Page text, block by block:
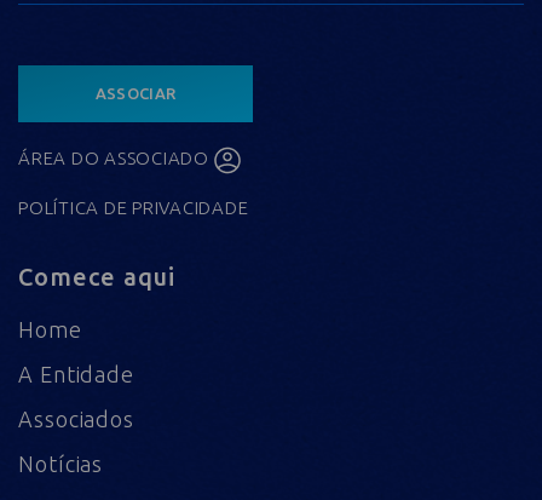
ASSOCIAR
ÁREA DO ASSOCIADO
POLÍTICA DE PRIVACIDADE
Comece aqui
Home
A Entidade
Associados
Notícias